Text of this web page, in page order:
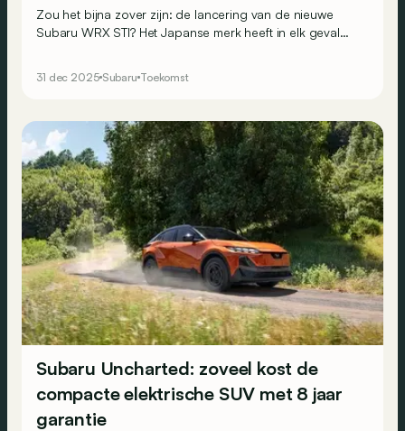
Zou het bijna zover zijn: de lancering van de nieuwe
Subaru WRX STI? Het Japanse merk heeft in elk geval
31 dec 2025 Subaru Toekomst
Subaru Uncharted: zoveel kost de
compacte elektrische SUV met 8 jaar
garantie